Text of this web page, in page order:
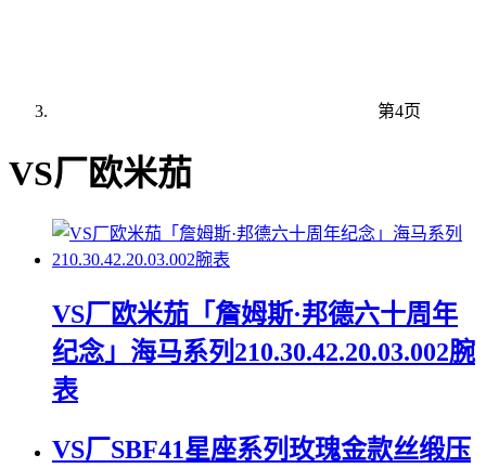
第4页
VS厂欧米茄
VS厂欧米茄「詹姆斯·邦德六十周年
纪念」海马系列210.30.42.20.03.002腕
表
VS厂SBF41星座系列玫瑰金款丝缎压